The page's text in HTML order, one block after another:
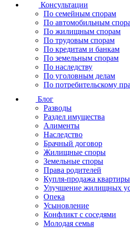
Консультации
По семейным спорам
По автомобильным
По жилищным спорам
По трудовым спорам
По кредитам и банкам
По земельным спорам
По наследству
По уголовным делам
По потребительскому
Блог
Разводы
Раздел имущества
Алименты
Наследство
Брачный договор
Жилищные споры
Земельные споры
Права родителей
Купля-продажа квартиры
Улучшение жилищных
Опека
Усыновление
Конфликт с соседями
Молодая семья